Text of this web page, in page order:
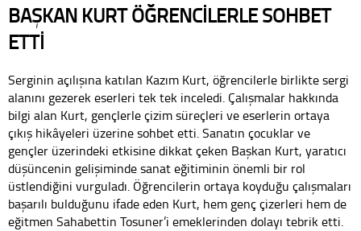
BAŞKAN KURT ÖĞRENCİLERLE SOHBET
ETTİ
Serginin açılışına katılan Kazım Kurt, öğrencilerle birlikte sergi
alanını gezerek eserleri tek tek inceledi. Çalışmalar hakkında
bilgi alan Kurt, gençlerle çizim süreçleri ve eserlerin ortaya
çıkış hikâyeleri üzerine sohbet etti. Sanatın çocuklar ve
gençler üzerindeki etkisine dikkat çeken Başkan Kurt, yaratıcı
düşüncenin gelişiminde sanat eğitiminin önemli bir rol
üstlendiğini vurguladı. Öğrencilerin ortaya koyduğu çalışmaları
başarılı bulduğunu ifade eden Kurt, hem genç çizerleri hem de
eğitmen Sahabettin Tosuner’i emeklerinden dolayı tebrik etti.